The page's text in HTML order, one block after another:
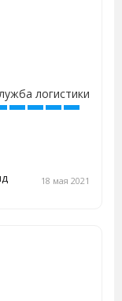
18 мая 2021
логистики